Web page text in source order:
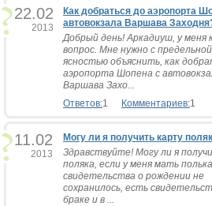
22.02
2013
Как добраться до аэропорта
автовокзала Варшава
Добрый день! Аркадиуш, у меня
вопрос. Мне нужно с предельной
ясностью объяснить, как
аэропорта Шопена с
Варшава Захо...
Ответов:1 Комментариев:1
11.02
2013
Могу ли я получить карту
Здравствуйте! Могу ли я
поляка, если у меня мать
свидетельства о рождении не
сохранилось, есть
браке и в ...